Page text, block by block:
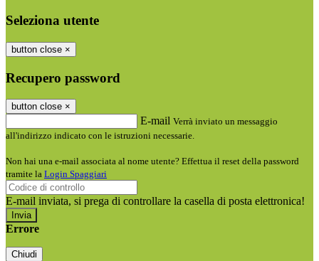
Seleziona utente
button close ×
Recupero password
button close ×
E-mail Verrà inviato un messaggio
all'indirizzo indicato con le istruzioni necessarie.
Non hai una e-mail associata al nome utente? Effettua il reset della password
tramite la Login Spaggiari
E-mail inviata, si prega di controllare la casella di posta elettronica!
Errore
Chiudi